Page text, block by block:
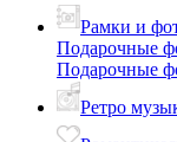
Рамки и
Подарочные
Подарочные
Ретро